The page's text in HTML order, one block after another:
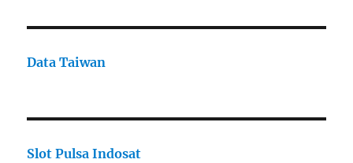
Data Taiwan
Slot Pulsa Indosat